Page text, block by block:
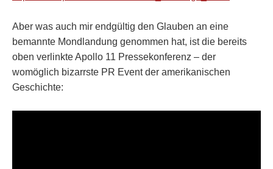
Aber was auch mir endgültig den Glauben an eine
bemannte Mondlandung genommen hat, ist die bereits
oben verlinkte Apollo 11 Pressekonferenz – der
womöglich bizarrste PR Event der amerikanischen
Geschichte: